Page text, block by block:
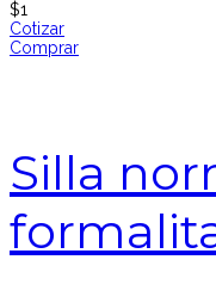
$1
Cotizar
Comprar
Silla